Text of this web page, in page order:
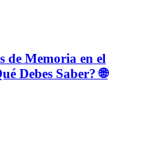
de Memoria en el
Debes Saber? 🌐